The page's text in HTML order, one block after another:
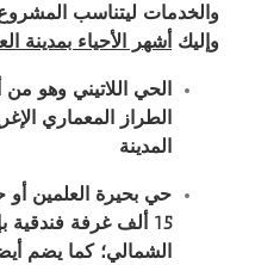
والخدمات ليتناسب
وإليك أشهر الأحياء بمدينة
الحي اللاتيني وهو
الطراز المعماري
المدينة
حي بحيرة العلمين
15 ألف غرفة
الشمالي؛ كما يضم